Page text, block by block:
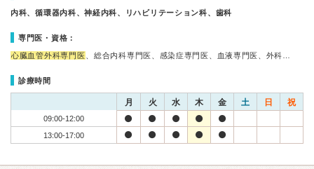
内科、循環器内科、神経内科、リハビリテーション科、歯科
専門医・資格：
心臓血管外科専門医 、総合内科専門医、感染症専門医、血液専門医、外科…
診療時間
月 火 水 木 金 土 日 祝
09:00-12:00
13:00-17:00